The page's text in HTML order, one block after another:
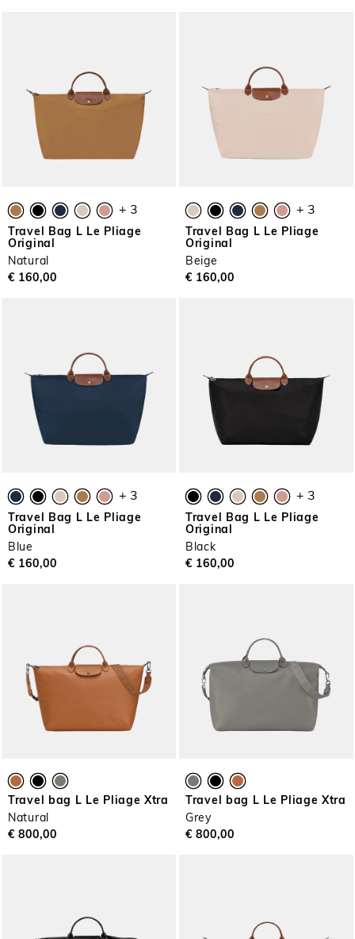
+ 3
Travel Bag L Le Pliage
Original
Natural
€ 160,00
+ 3
Travel Bag L Le Pliage
Original
Beige
€ 160,00
+ 3
Travel Bag L Le Pliage
Original
Blue
€ 160,00
+ 3
Travel Bag L Le Pliage
Original
Black
€ 160,00
Travel bag L Le Pliage Xtra
Natural
€ 800,00
Travel bag L Le Pliage Xtra
Grey
€ 800,00